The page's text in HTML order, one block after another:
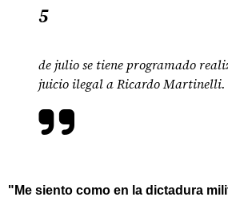
5
de julio se tiene programado
juicio ilegal a Ricardo Martinelli.
"Me siento como en la dictadura